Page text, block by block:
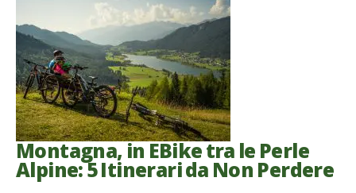
Montagna, in EBike tra le Perle
Alpine: 5 Itinerari da Non Perdere